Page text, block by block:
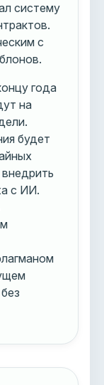
систему
с
года
на
будет
с ИИ.